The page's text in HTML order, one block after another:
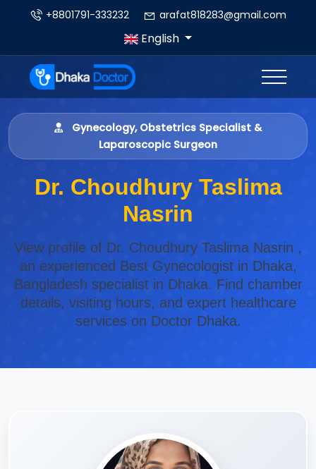
+8801791-333232 arafat818283@gmail.com
English
Gynecology, Obstetrics Specialist &
Laparoscopic Surgeon
Dr. Choudhury Taslima
Nasrin
View profile of Dr. Choudhury Taslima Nasrin ,
an experienced Best Gynecologist in Dhaka,
Bangladesh specialist in Dhaka. Find chamber
details, visiting hours, and expert healthcare
services on Doctor Dhaka.